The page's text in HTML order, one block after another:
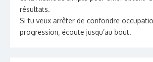
résultats.
Si tu veux arrêter de confondre
progression, écoute jusqu’au bout.